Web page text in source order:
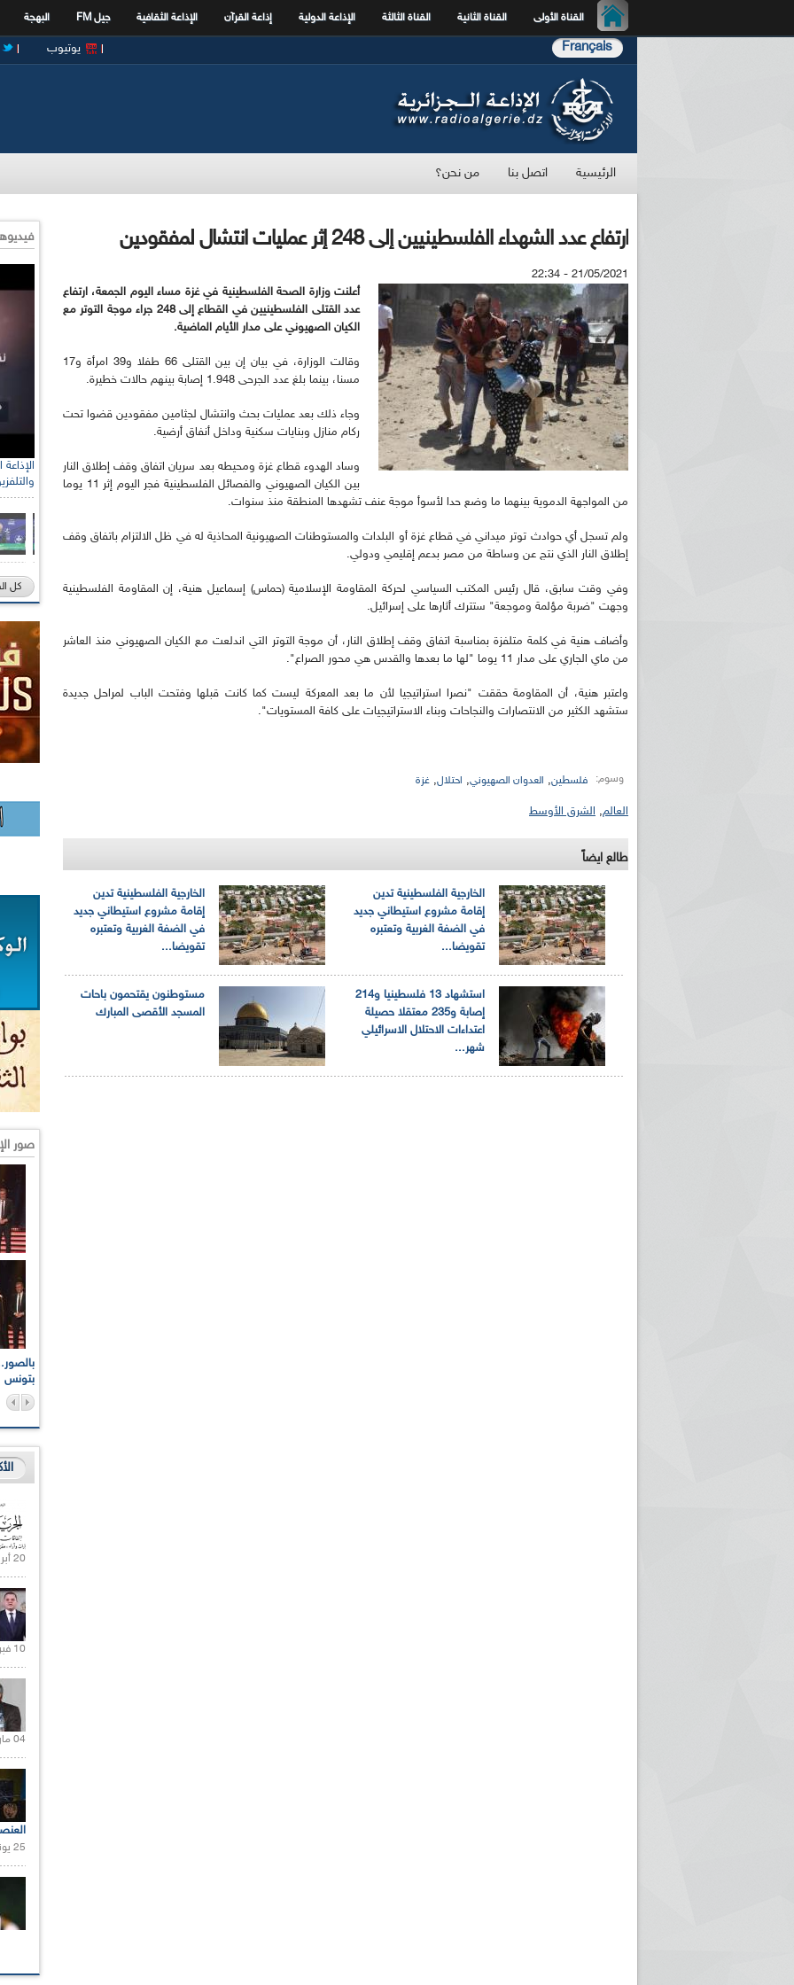
القناة الأولى القناة الثانية القناة الثالثة الإذاعة الدولية إذاعة القرآن الإذاعة الثقافية جيل FM البهجة
Français يوتيوب
الرئيسية اتصل بنا من نحن؟
ارتفاع عدد الشهداء الفلسطينيين إلى 248 إثر عمليات انتشال لمفقودين
21/05/2021 - 22:34
أعلنت وزارة الصحة الفلسطينية في غزة مساء اليوم الجمعة، ارتفاع
عدد القتلى الفلسطينيين في القطاع إلى 248 جراء موجة التوتر مع
الكيان الصهيوني على مدار الأيام الماضية.
وقالت الوزارة، في بيان إن بين القتلى 66 طفلا و39 امرأة و17
مسنا، بينما بلغ عدد الجرحى 1.948 إصابة بينهم حالات خطيرة.
وجاء ذلك بعد عمليات بحث وانتشال لجثامين مفقودين قضوا تحت
ركام منازل وبنايات سكنية وداخل أنفاق أرضية.
وساد الهدوء قطاع غزة ومحيطه بعد سريان اتفاق وقف إطلاق النار
بين الكيان الصهيوني والفصائل الفلسطينية فجر اليوم إثر 11 يوما
من المواجهة الدموية بينهما ما وضع حدا لأسوأ موجة عنف تشهدها المنطقة منذ سنوات.
ولم تسجل أي حوادث توتر ميداني في قطاع غزة أو البلدات والمستوطنات الصهيونية المحاذية له في ظل الالتزام باتفاق وقف
إطلاق النار الذي نتج عن وساطة من مصر بدعم إقليمي ودولي.
وفي وقت سابق، قال رئيس المكتب السياسي لحركة المقاومة الإسلامية (حماس) إسماعيل هنية، إن المقاومة الفلسطينية
وجهت "ضربة مؤلمة وموجعة" ستترك أثارها على إسرائيل.
وأضاف هنية في كلمة متلفزة بمناسبة اتفاق وقف إطلاق النار، أن موجة التوتر التي اندلعت مع الكيان الصهيوني منذ العاشر
من ماي الجاري على مدار 11 يوما "لها ما بعدها والقدس هي محور الصراع".
واعتبر هنية، أن المقاومة حققت "نصرا استراتيجيا لأن ما بعد المعركة ليست كما كانت قبلها وفتحت الباب لمراحل جديدة
ستشهد الكثير من الانتصارات والنجاحات وبناء الاستراتيجيات على كافة المستويات".
وسوم: فلسطين, العدوان الصهيوني, احتلال, غزة
العالم, الشرق الأوسط
طالع ايضاً
الخارجية الفلسطينية تدين
إقامة مشروع استيطاني جديد
في الضفة الغربية وتعتبره
تقويضا...
الخارجية الفلسطينية تدين
إقامة مشروع استيطاني جديد
في الضفة الغربية وتعتبره
تقويضا...
مستوطنون يقتحمون باحات
المسجد الأقصى المبارك
استشهاد 13 فلسطينيا و214
إصابة و235 معتقلا حصيلة
اعتداءات الاحتلال الاسرائيلي
شهر...
كل
صور
بتونس
20 أبريل 2021 |
10 فبراير 2021 |
04 مارس 2020 |
25 يونيو 2021 |